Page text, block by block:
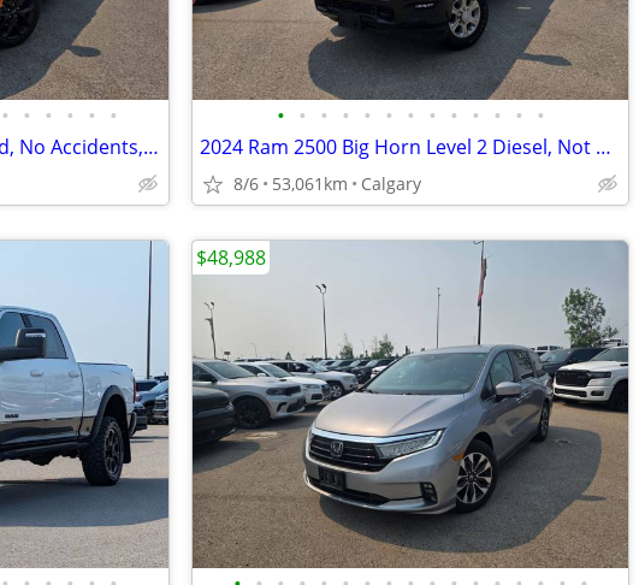
• • • • • •
2025 Chrysler Pacifica Limited, No Accidents, #11167
• • • • • • • • • • • • •
2024 Ram 2500 Big Horn Level 2 Diesel, Not a rebuild #11159
8/6 53,061km Calgary
$48,988